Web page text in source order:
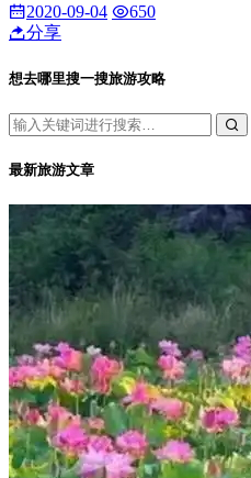
2020-09-04
650
分享
想去哪里搜一搜旅游攻略
最新旅游文章